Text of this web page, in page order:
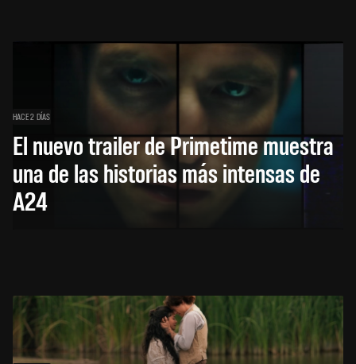
HACE 2 DÍAS
El nuevo trailer de Primetime muestra
una de las historias más intensas de
A24